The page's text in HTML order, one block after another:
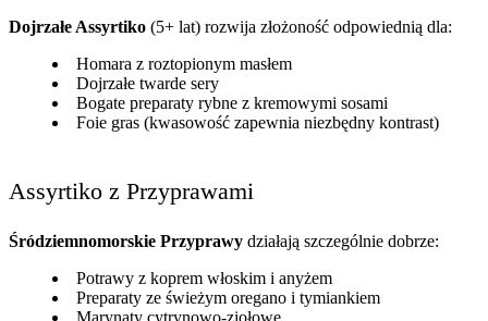
Dojrzałe Assyrtiko (5+ lat) rozwija złożoność odpowiednią dla:
Homara z roztopionym masłem
Dojrzałe twarde sery
Bogate preparaty rybne z kremowymi sosami
Foie gras (kwasowość zapewnia niezbędny kontrast)
Assyrtiko z Przyprawami
Śródziemnomorskie Przyprawy działają szczególnie dobrze:
Potrawy z koprem włoskim i anyżem
Preparaty ze świeżym oregano i tymiankiem